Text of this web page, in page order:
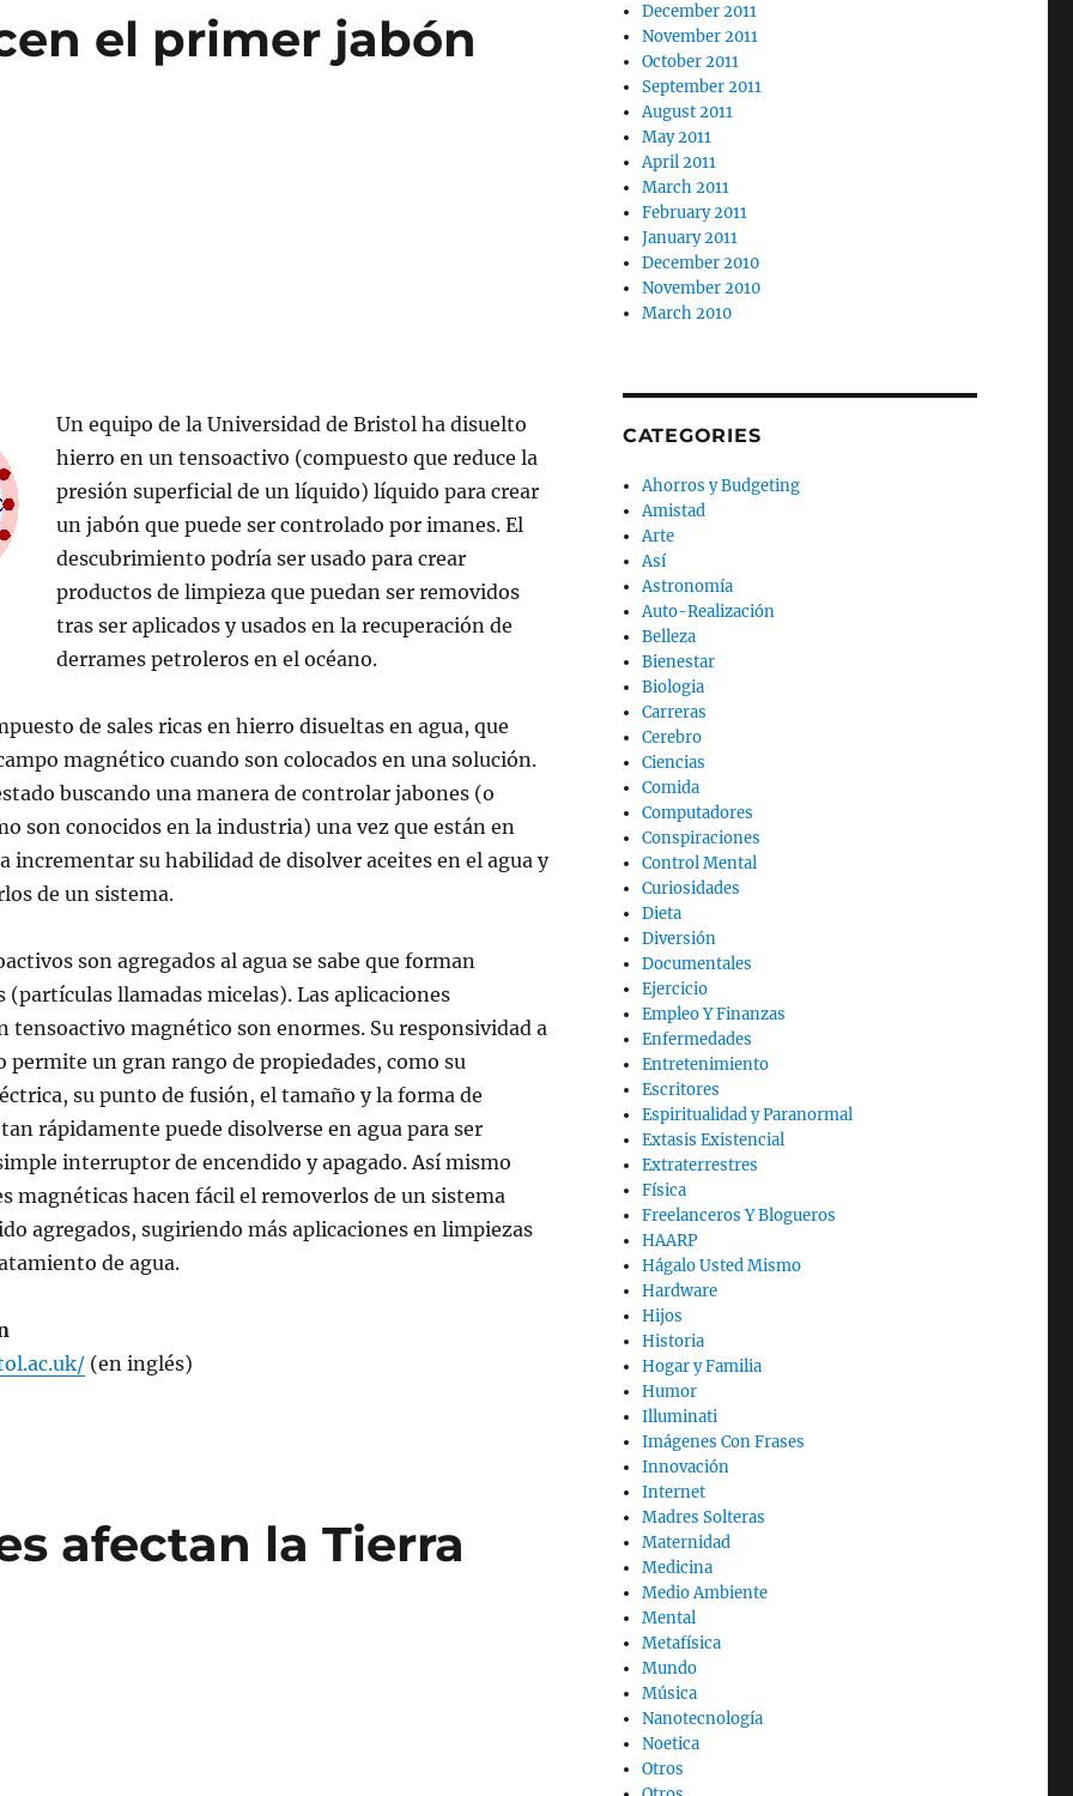
el primer jabón
Un equipo de la Universidad de Bristol ha disuelto
hierro en un tensoactivo (compuesto que reduce la
presión superficial de un líquido) líquido para crear
un jabón que puede ser controlado por imanes. El
descubrimiento podría ser usado para crear
productos de limpieza que puedan ser removidos
tras ser aplicados y usados en la recuperación de
derrames petroleros en el océano.
de sales ricas en hierro disueltas en agua, que
magnético cuando son colocados en una solución.
buscando una manera de controlar jabones (o
son conocidos en la industria) una vez que están en
incrementar su habilidad de disolver aceites en el agua y
de un sistema.
son agregados al agua se sabe que forman
(partículas llamadas micelas). Las aplicaciones
tensoactivo magnético son enormes. Su responsividad a
un gran rango de propiedades, como su
su punto de fusión, el tamaño y la forma de
rápidamente puede disolverse en agua para ser
interruptor de encendido y apagado. Así mismo
magnéticas hacen fácil el removerlos de un sistema
agregados, sugiriendo más aplicaciones en limpiezas
de agua.
(en inglés)
afectan la Tierra
December 2011
November 2011
October 2011
September 2011
August 2011
May 2011
April 2011
March 2011
February 2011
January 2011
December 2010
November 2010
March 2010
CATEGORIES
Ahorros y Budgeting
Amistad
Arte
Así
Astronomía
Auto-Realización
Belleza
Bienestar
Biologia
Carreras
Cerebro
Ciencias
Comida
Computadores
Conspiraciones
Control Mental
Curiosidades
Dieta
Diversión
Documentales
Ejercicio
Empleo Y Finanzas
Enfermedades
Entretenimiento
Escritores
Espiritualidad y Paranormal
Extasis Existencial
Extraterrestres
Física
Freelanceros Y Blogueros
HAARP
Hágalo Usted Mismo
Hardware
Hijos
Historia
Hogar y Familia
Humor
Illuminati
Imágenes Con Frases
Innovación
Internet
Madres Solteras
Maternidad
Medicina
Medio Ambiente
Mental
Metafísica
Mundo
Música
Nanotecnología
Noetica
Otros